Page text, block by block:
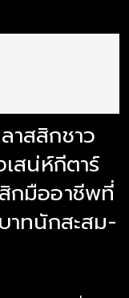
าสสิกชาว
สน่ห์กีตาร์
กมืออาชีพที่
าทนักสะสม-